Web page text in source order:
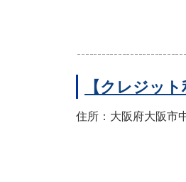
【クレジッ
住所：大阪府大阪市